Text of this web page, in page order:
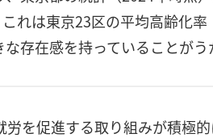
れは東京23区の平均高齢化
存在感を持っていることがう
を促進する取り組みが積極